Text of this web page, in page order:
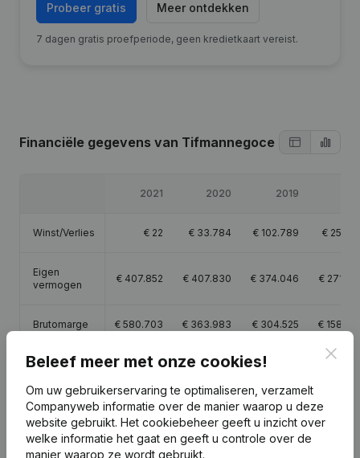
Probeer gratis Meer ontdekken
7 dagen gratis proefperiode, geen kredietkaart vereist.
Financiële gegevens van Tifmannegoce
2021 2020 2019
Winst/Verlies € 22 € 33.784 € 102.789 €
Eigen
vermogen
€ 407.852 € 407.830 € 374.046 €
Brutomarge € 580.703 € 363.983 € 304.525 €
Personeel
Beleef meer met onze cookies!
Om uw gebruikerservaring te optimaliseren, verzamelt
Companyweb informatie over de manier waarop u deze
website gebruikt. Het cookiebeheer geeft u inzicht over
welke informatie het gaat en geeft u controle over de
manier waarop ze wordt gebruikt.